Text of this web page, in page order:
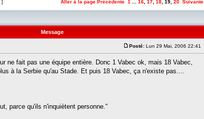
] Aller à la page Précédente 1 16 17 18 19 20 Suivante
Message
Posté: Lun 29 Mai, 2006 22:41
ne fait pas une équipe entière. Donc 1 Vabec ok, mais 18 Vabec,
à la Serbie qu'au Stade. Et puis 18 Vabec, ça n'existe pas....
parce qu'ils n'inquiètent personne."